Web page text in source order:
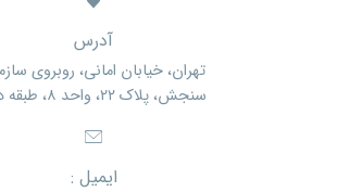
آدرس
تهران، خیابان امانی، روبروی
سنجش، پلاک ۲۲، واحد ۸، طبقه دوم
ایمیل :